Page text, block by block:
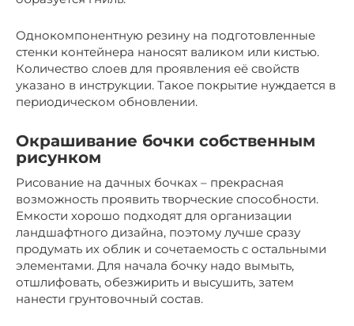
Однокомпонентную резину на подготовленные
стенки контейнера наносят валиком или кистью.
Количество слоев для проявления её свойств
указано в инструкции. Такое покрытие нуждается в
периодическом обновлении.
Окрашивание бочки собственным
рисунком
Рисование на дачных бочках – прекрасная
возможность проявить творческие способности.
Емкости хорошо подходят для организации
ландшафтного дизайна, поэтому лучше сразу
продумать их облик и сочетаемость с остальными
элементами. Для начала бочку надо вымыть,
отшлифовать, обезжирить и высушить, затем
нанести грунтовочный состав.